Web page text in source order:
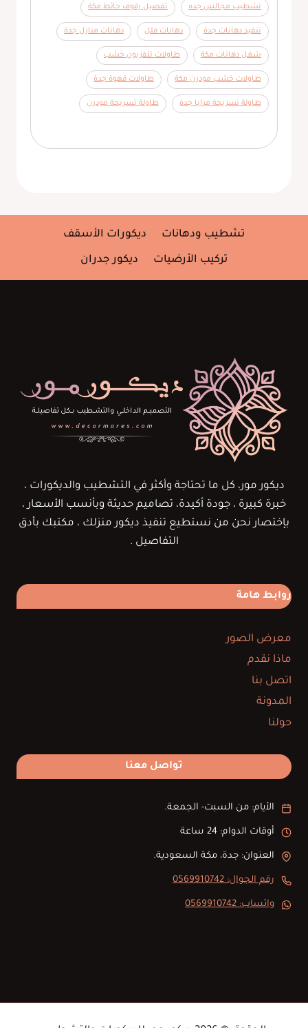
تشطيب مجالس جده تفصيل رفوف حائط مكة
تنفيذ دهانات جدة دهانات فلل دهانات منازل جدة
شغل دهانات مكة طاولات تلفزيون خشب
طاولات خشب مودرن مكة طاولات قهوة جدة
طاولة تسريحة مرايا جدة طاولة تسريحة مودرن
تشطيب ودهانات ديكورات الأسقف
تركيب الأرضيات ديكور جدران
ديكور مور، كل ما تحتاجة وأكثر في التشطيب والديكورات ،
خبرة كبيرة ، جودة أكيدة، تصاميم حديثة وبأنسب الأسعار ،
بإختصار نحن من نستطيع تنفيذ ديكور منزلك ، مكتبك بأدق
التفاصيل .
روابط هامة
معرض الصور
ماذا نقدم
اتصل بنا
المدونة
حولنا
تواصل معنا
الأيام: من السبت- الجمعة.
أوقات الدوام: 24 ساعة
العنوان: جدة، مكة السعودية.
رقم الجوال: 0569910742
واتساب: 0569910742